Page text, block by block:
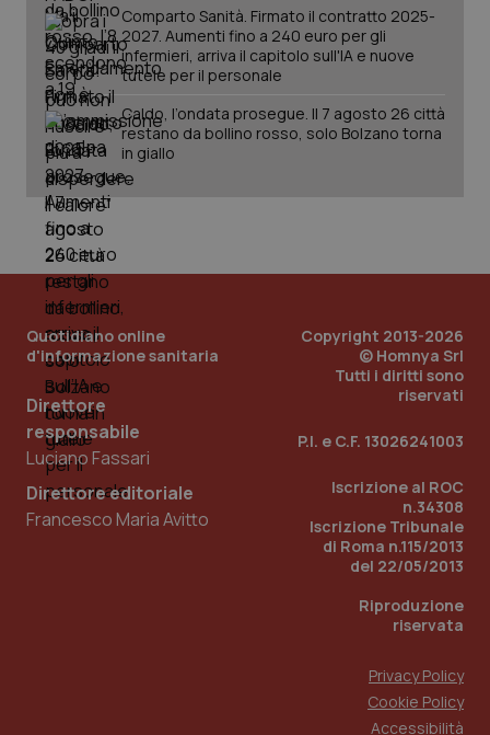
Comparto Sanità. Firmato il contratto 2025-
2027. Aumenti fino a 240 euro per gli
infermieri, arriva il capitolo sull'IA e nuove
tutele per il personale
Caldo, l’ondata prosegue. Il 7 agosto 26 città
restano da bollino rosso, solo Bolzano torna
in giallo
Quotidiano online
d'informazione sanitaria
Direttore
responsabile
Luciano Fassari
Direttore editoriale
Francesco Maria Avitto
Copyright 2013-2026
© Homnya Srl
Tutti i diritti sono
riservati
P.I. e C.F. 13026241003
Iscrizione al ROC
n.34308
Iscrizione Tribunale
di Roma n.115/2013
del 22/05/2013
Riproduzione
riservata
Privacy Policy
Cookie Policy
Accessibilità
.quotidianosanita.it
PHP.net
www.quotidianosanita.it